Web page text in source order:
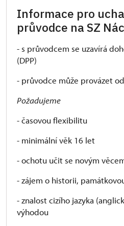
Informace pro
průvodce na SZ
- s průvodcem se uzavírá
(DPP)
- průvodce může provázet
Požadujeme
- časovou flexibilitu
- minimální věk 16 let
- ochotu učit se novým
- zájem o historii,
- znalost cizího jazyka
výhodou